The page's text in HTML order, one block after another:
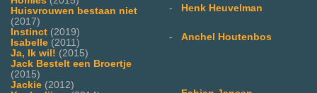
Huisvrouwen bestaan niet
(2017)
Instinct (2019)
Isabelle (2011)
Ja, Ik wil! (2015)
Jack Bestelt een Broertje
(2015)
Jackie (2012)
- Henk Heuvelman
- Anchel Houtenbos